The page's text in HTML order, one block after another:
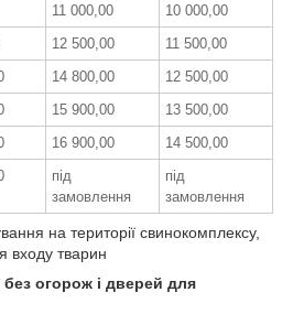
11 000,00
10 000,00
12 500,00
11 500,00
14 800,00
12 500,00
15 900,00
13 500,00
16 900,00
14 500,00
під
замовлення
під
замовлення
на території свинокомплексу,
входу тварин
огорож і дверей для